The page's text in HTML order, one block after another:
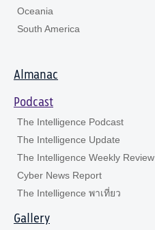
Oceania
South America
Almanac
Podcast
The Intelligence Podcast
The Intelligence Update
The Intelligence Weekly Review
Cyber News Report
The Intelligence พาเที่ยว
Gallery